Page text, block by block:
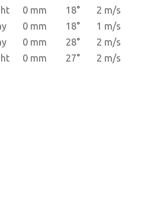
0 mm 18°
2 m/s
0 mm 18°
1 m/s
0 mm 28°
2 m/s
0 mm 27° 2 m/s